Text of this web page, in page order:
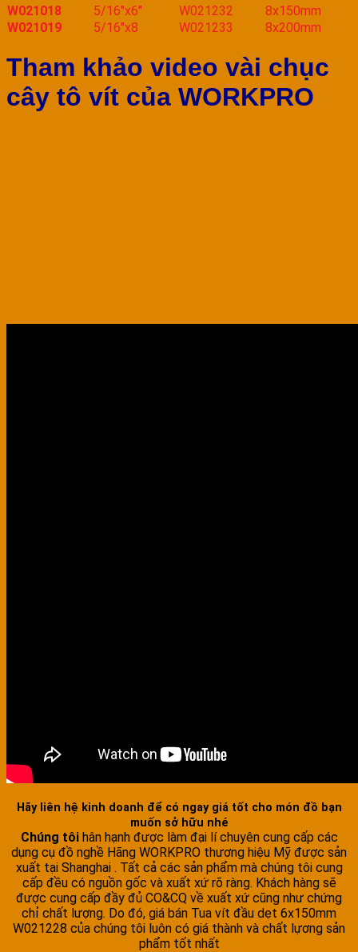
W021018
5/16″x6″ W021232
8x150mm
W021019
5/16″x8 W021233 8x200mm
Tham khảo video vài chục
cây tô vít của WORKPRO
Hãy liên hệ kinh doanh để có ngay giá tốt cho món đồ bạn
muốn sở hữu nhé
Chúng tôi hân hạnh được làm đại lí chuyên cung cấp các
dụng cụ đồ nghề Hãng WORKPRO thương hiệu Mỹ được sản
xuất tại Shanghai . Tất cả các sản phẩm mà chúng tôi cung
cấp đều có nguồn gốc và xuất xứ rõ ràng. Khách hàng sẽ
được cung cấp đầy đủ CO&CQ về xuất xứ cũng như chứng
chỉ chất lượng. Do đó, giá bán Tua vít đầu dẹt 6x150mm
W021228 của chúng tôi luôn có giá thành và chất lựơng sản
phẩm tốt nhất